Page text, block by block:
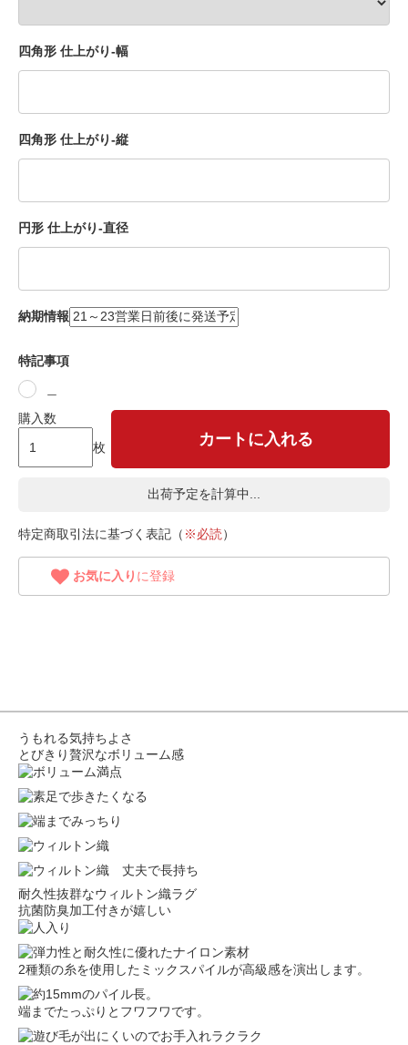
四角形 仕上がり-幅
四角形 仕上がり-縦
円形 仕上がり-直径
納期情報
特記事項
購入数
枚
カートに入れる
出荷予定を計算中...
特定商取引法に基づく表記（ ※必読）
お気に入り に登録
うもれる気持ちよさ
とびきり贅沢なボリューム感
耐久性抜群なウィルトン織ラグ
抗菌防臭加工付きが嬉しい
2種類の糸を使用したミックスパイルが高級感を演出します。
端までたっぷりとフワフワです。